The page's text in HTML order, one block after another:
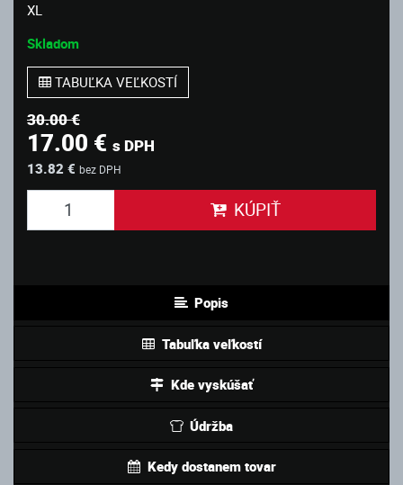
XL
Skladom
TABUĽKA VEĽKOSTÍ
30.00 €
17.00 € s DPH
13.82 € bez DPH
KÚPIŤ
Popis
Tabuľka veľkostí
Kde vyskúšať
Údržba
Kedy dostanem tovar